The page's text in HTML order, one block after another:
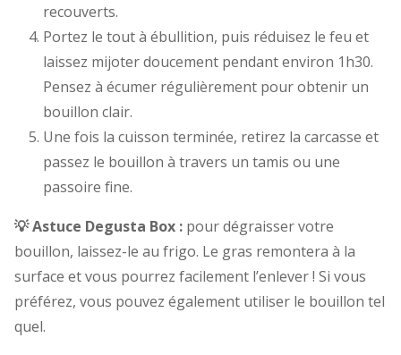
recouverts.
Portez le tout à ébullition, puis réduisez le feu et
laissez mijoter doucement pendant environ 1h30.
Pensez à écumer régulièrement pour obtenir un
bouillon clair.
Une fois la cuisson terminée, retirez la carcasse et
passez le bouillon à travers un tamis ou une
passoire fine.
💡 Astuce Degusta Box : pour dégraisser votre
bouillon, laissez-le au frigo. Le gras remontera à la
surface et vous pourrez facilement l’enlever ! Si vous
préférez, vous pouvez également utiliser le bouillon tel
quel.